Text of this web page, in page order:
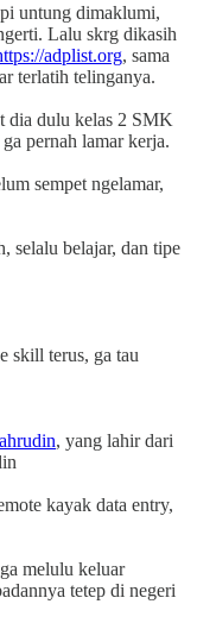
untung dimaklumi,
Lalu skrg dikasih
adplist.org, sama
terlatih telinganya.
dia dulu kelas 2 SMK
pernah lamar kerja.
sempet ngelamar,
selalu belajar, dan tipe
skill terus, ga tau
, yang lahir dari
kayak data entry,
melulu keluar
tetep di negeri